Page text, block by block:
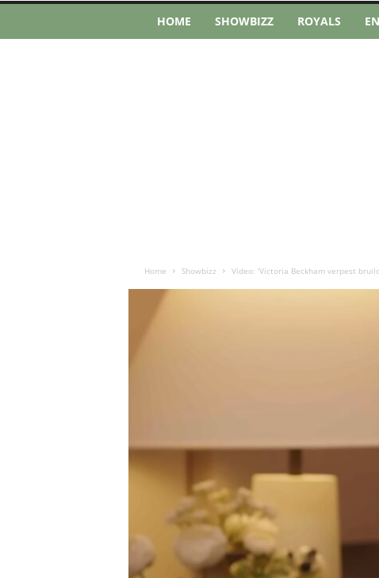
HOME SHOWBIZZ ROYALS
Home Showbizz Video: ‘Victoria Beckham verpest